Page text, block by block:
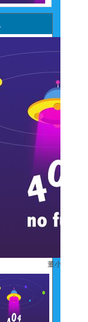
董小露